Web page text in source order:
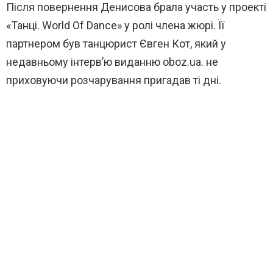
Після повернення Денисова брала участь у проекті
«Танці. World Of Dance» у ролі члена жюрі. Її
партнером був танцюрист Євген Кот, який у
недавньому інтерв’ю виданню oboz.ua. не
приховуючи розчарування пригадав ті дні.